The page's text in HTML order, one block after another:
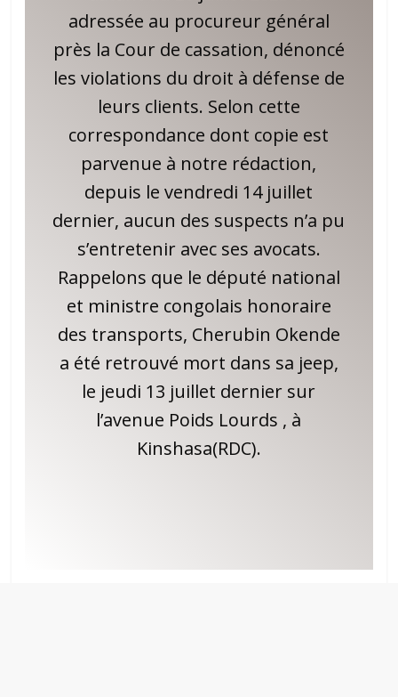
adressée au procureur général
près la Cour de cassation, dénoncé
les violations du droit à défense de
leurs clients. Selon cette
correspondance dont copie est
parvenue à notre rédaction,
depuis le vendredi 14 juillet
dernier, aucun des suspects n’a pu
s’entretenir avec ses avocats.
Rappelons que le député national
et ministre congolais honoraire
des transports, Cherubin Okende
a été retrouvé mort dans sa jeep,
le jeudi 13 juillet dernier sur
l’avenue Poids Lourds , à
Kinshasa(RDC).